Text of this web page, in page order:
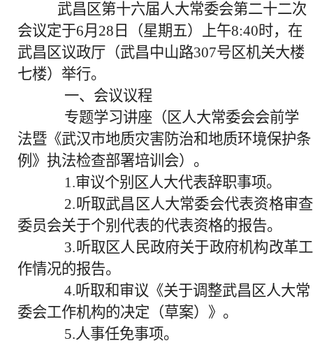
武昌区第十六届人大常委会第二十二次
会议定于6月28日（星期五）上午8:40时，在
武昌区议政厅（武昌中山路307号区机关大楼
七楼）举行。
一、会议议程
专题学习讲座（区人大常委会会前学
法暨《武汉市地质灾害防治和地质环境保护条
例》执法检查部署培训会）。
1.审议个别区人大代表辞职事项。
2.听取武昌区人大常委会代表资格审查
委员会关于个别代表的代表资格的报告。
3.听取区人民政府关于政府机构改革工
作情况的报告。
4.听取和审议《关于调整武昌区人大常
委会工作机构的决定（草案）》。
5.人事任免事项。